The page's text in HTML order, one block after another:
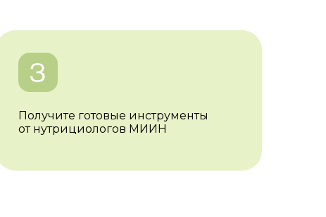
Получите готовые инструменты
от нутрициологов МИИН